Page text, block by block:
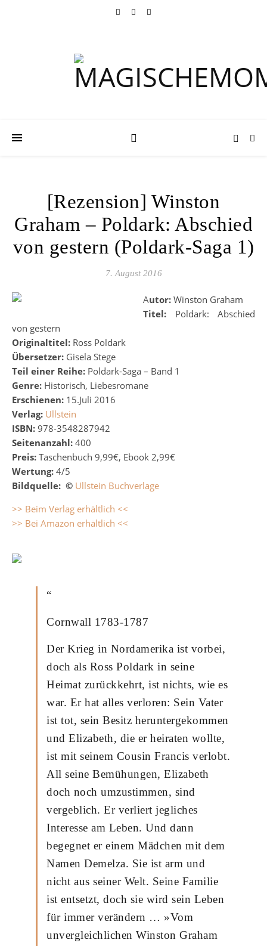
[Rezension] Winston
Graham – Poldark: Abschied
von gestern (Poldark-Saga 1)
7. August 2016
Autor: Winston Graham
Titel: Poldark: Abschied
von gestern
Originaltitel: Ross Poldark
Übersetzer: Gisela Stege
Teil einer Reihe: Poldark-Saga – Band 1
Genre: Historisch, Liebesromane
Erschienen: 15.Juli 2016
Verlag: Ullstein
ISBN: 978-3548287942
Seitenanzahl: 400
Preis: Taschenbuch 9,99€, Ebook 2,99€
Wertung: 4/5
Bildquelle: © Ullstein Buchverlage
>> Beim Verlag erhältlich <<
>> Bei Amazon erhältlich <<
“
Cornwall 1783-1787
Der Krieg in Nordamerika ist vorbei,
doch als Ross Poldark in seine
Heimat zurückkehrt, ist nichts, wie es
war. Er hat alles verloren: Sein Vater
ist tot, sein Besitz heruntergekommen
und Elizabeth, die er heiraten wollte,
ist mit seinem Cousin Francis verlobt.
All seine Bemühungen, Elizabeth
doch noch umzustimmen, sind
vergeblich. Er verliert jegliches
Interesse am Leben. Und dann
begegnet er einem Mädchen mit dem
Namen Demelza. Sie ist arm und
nicht aus seiner Welt. Seine Familie
ist entsetzt, doch sie wird sein Leben
für immer verändern … »Vom
unvergleichlichen Winston Graham